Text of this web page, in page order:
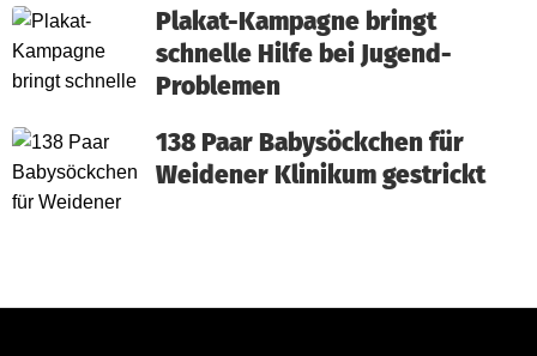
Plakat-Kampagne bringt
schnelle Hilfe bei Jugend-
Problemen
138 Paar Babysöckchen für
Weidener Klinikum gestrickt